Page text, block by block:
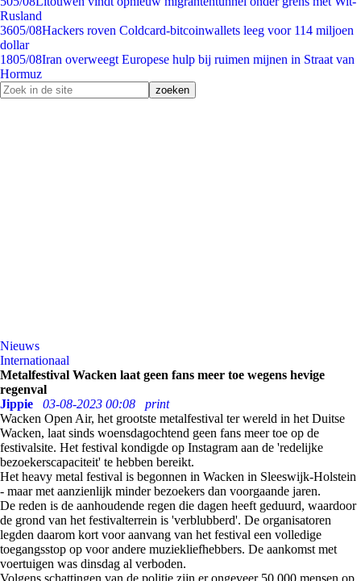
Rusland
3605/08Hackers roven Coldcard-bitcoinwallets leeg voor 114 miljoen
dollar
1805/08Iran overweegt Europese hulp bij ruimen mijnen in Straat van
Hormuz
Nieuws
Internationaal
Metalfestival Wacken laat geen fans meer toe wegens hevige
regenval
Jippie
03-08-2023 00:08
print
Wacken Open Air, het grootste metalfestival ter wereld in het Duitse
Wacken, laat sinds woensdagochtend geen fans meer toe op de
festivalsite. Het festival kondigde op Instagram aan de 'redelijke
bezoekerscapaciteit' te hebben bereikt.
Het heavy metal festival is begonnen in Wacken in Sleeswijk-Holstein
- maar met aanzienlijk minder bezoekers dan voorgaande jaren.
De reden is de aanhoudende regen die dagen heeft geduurd, waardoor
de grond van het festivalterrein is 'verblubberd'. De organisatoren
legden daarom kort voor aanvang van het festival een volledige
toegangsstop op voor andere muziekliefhebbers. De aankomst met
voertuigen was dinsdag al verboden.
Volgens schattingen van de politie zijn er ongeveer 50.000 mensen op